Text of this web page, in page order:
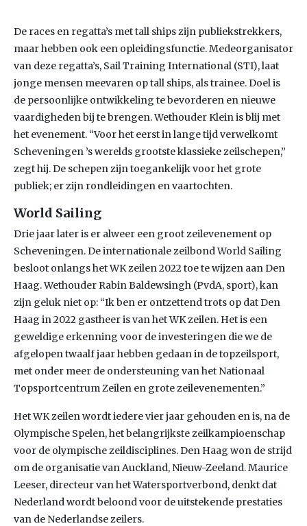
De races en regatta’s met tall ships zijn publiekstrekkers,
maar hebben ook een opleidingsfunctie. Medeorganisator
van deze regatta’s, Sail Training International (STI), laat
jonge mensen meevaren op tall ships, als trainee. Doel is
de persoonlijke ontwikkeling te bevorderen en nieuwe
vaardigheden bij te brengen. Wethouder Klein is blij met
het evenement. “Voor het eerst in lange tijd verwelkomt
Scheveningen ’s werelds grootste klassieke zeilschepen,”
zegt hij. De schepen zijn toegankelijk voor het grote
publiek; er zijn rondleidingen en vaartochten.
World Sailing
Drie jaar later is er alweer een groot zeilevenement op
Scheveningen. De internationale zeilbond World Sailing
besloot onlangs het WK zeilen 2022 toe te wijzen aan Den
Haag. Wethouder Rabin Baldewsingh (PvdA, sport), kan
zijn geluk niet op: “Ik ben er ontzettend trots op dat Den
Haag in 2022 gastheer is van het WK zeilen. Het is een
geweldige erkenning voor de investeringen die we de
afgelopen twaalf jaar hebben gedaan in de topzeilsport,
met onder meer de ondersteuning van het Nationaal
Topsportcentrum Zeilen en grote zeilevenementen.”
Het WK zeilen wordt iedere vier jaar gehouden en is, na de
Olympische Spelen, het belangrijkste zeilkampioenschap
voor de olympische zeildisciplines. Den Haag won de strijd
om de organisatie van Auckland, Nieuw-Zeeland. Maurice
Leeser, directeur van het Watersportverbond, denkt dat
Nederland wordt beloond voor de uitstekende prestaties
van de Nederlandse zeilers.